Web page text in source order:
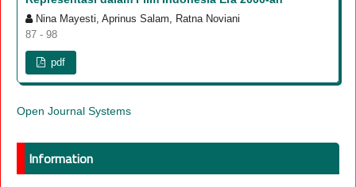
Nina Mayesti, Aprinus Salam, Ratna Noviani
87 - 98
pdf
Open Journal Systems
Information